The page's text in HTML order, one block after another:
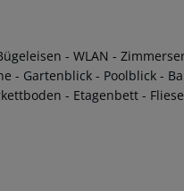
- WLAN -
- Gartenblick - Poolblick -
- Etagenbett -